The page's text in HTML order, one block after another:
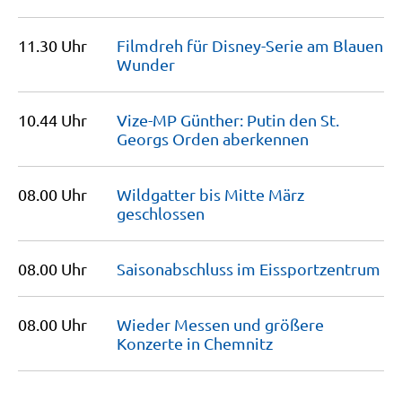
11.30 Uhr
Filmdreh für Disney-Serie am Blauen
Wunder
10.44 Uhr
Vize-MP Günther: Putin den St.
Georgs Orden aberkennen
08.00 Uhr
Wildgatter bis Mitte März
geschlossen
08.00 Uhr Saisonabschluss im Eissportzentrum
08.00 Uhr
Wieder Messen und größere
Konzerte in Chemnitz